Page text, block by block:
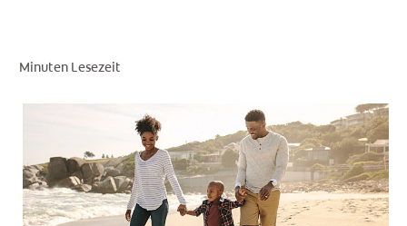
COLGATE® MARKENSHOP
AT (DE)
Minuten Lesezeit